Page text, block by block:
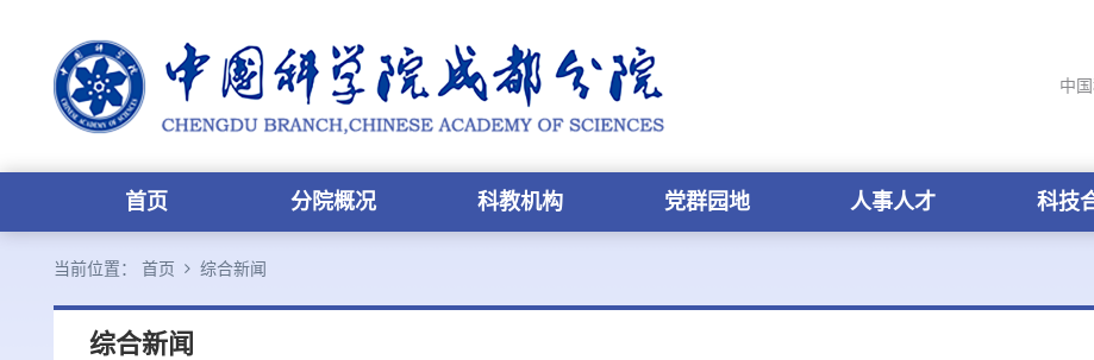
中
首页 分院概况 科教机构 党群园地 人事人才 科技
当前位置： 首页 综合新闻
综合新闻